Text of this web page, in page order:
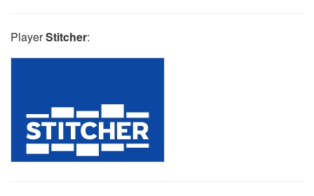
PlayerStitcher: